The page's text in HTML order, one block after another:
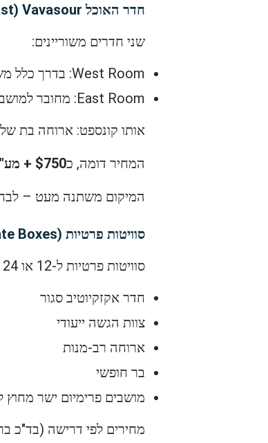
חדר האוכל Vavasour (West & East, קומה 2)
שני חדרים משוריינים:
West Room: בדרך כלל משולב עם מושבים ביציע המערבי העליון
East Room: מחובר למושבים מזרחיים נמוכים
אותו קונספט: ארוחה בת
המחיר דומה, כ$750 + מע"מ לאדם
המיקום משתנה מעט –
סוויטות פרטיות (Corporate Boxes)
סוויטות פרטיות ל-12 או 24 אורחים. כוללות:
חדר אקזקיוטיב סגור
צוות הגשה ייעודי
ארוחה רב-מנות
בר חופשי
מושבים פרימיום ישר מחוץ
מחירים לפי דרישה (בד"כ ברמה דומה ל-$750